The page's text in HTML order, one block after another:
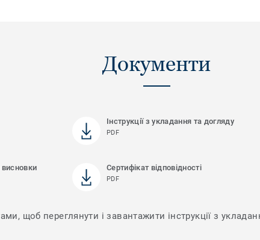
Документи
Інструкції з укладання та догляду
PDF
висновки Сертифікат відповідності
PDF
щоб переглянути і завантажити інструкції з